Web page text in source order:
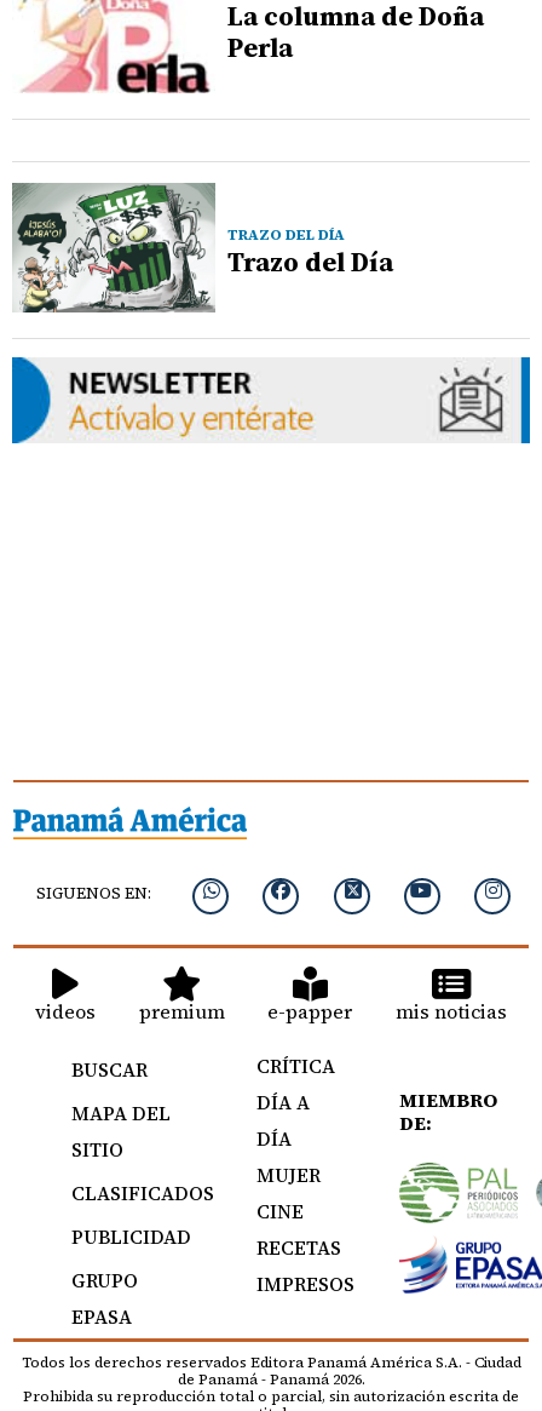
La columna de Doña
Perla
TRAZO DEL DÍA
Trazo del Día
SIGUENOS EN:
videos premium e-papper mis noticias
BUSCAR
MAPA DEL
SITIO
CLASIFICADOS
PUBLICIDAD
GRUPO
EPASA
CRÍTICA
DÍA A
DÍA
MUJER
CINE
RECETAS
IMPRESOS
MIEMBRO
DE:
Todos los derechos reservados Editora Panamá América S.A. - Ciudad
de Panamá - Panamá 2026.
Prohibida su reproducción total o parcial, sin autorización escrita de